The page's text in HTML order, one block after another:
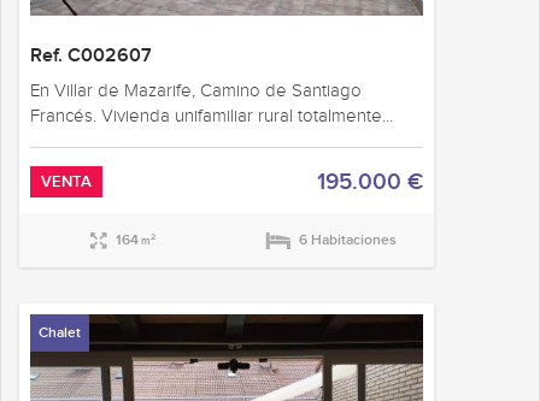
Ref. C002607
En Villar de Mazarife, Camino de Santiago
Francés. Vivienda unifamiliar rural totalmente...
VENTA 195.000 €
164m2 6 Habitaciones
Chalet